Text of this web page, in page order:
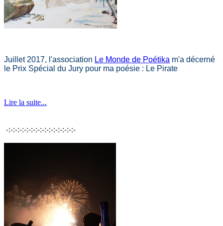
Juillet 2017, l'association Le Monde de Poétika m'a décerné
le Prix Spécial du Jury pour ma poésie : Le Pirate
Lire la suite...
-:-:-:-:-:-:-:-:-:-:-:-:-:-:-:-